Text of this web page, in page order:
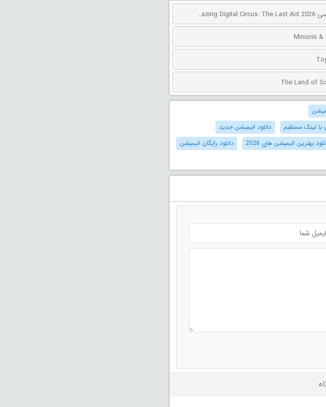
دانلود انیمیشن سیرک دیجیتال شگفت انگیز: آخرین عمل دوبله فارسی The Amazing Digital Circus: The Last Act 2026
با لینک مستقیم
دانلود انیمیشن جدید
بهترین انیمیشن های 2026
دانلود رایگان انیمیشن